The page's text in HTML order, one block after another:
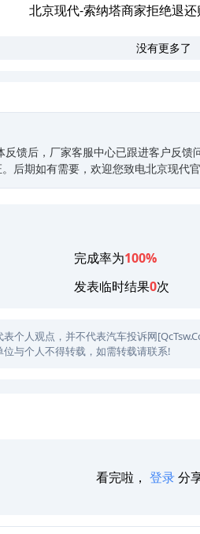
北京现代-索纳塔商家拒绝退
没有更多了
馈后，厂家客服中心已跟进客户反
后期如有需要，欢迎您致电北京现代
完成率为100%
发表临时结果0次
个人观点，并不代表汽车投诉网
与个人不得转载，如需转载请联系!
看完啦， 登录分